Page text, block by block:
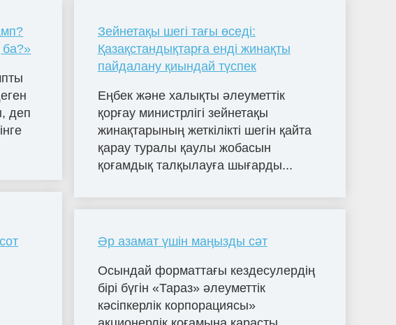
ба?»
деп
Зейнетақы шегі тағы өседі:
Қазақстандықтарға енді жинақты
пайдалану қиындай түспек
Еңбек және халықты әлеуметтік
қорғау министрлігі зейнетақы
жинақтарының жеткілікті шегін қайта
қарау туралы қаулы жобасын
қоғамдық талқылауға шығарды...
Әр азамат үшін маңызды сәт
Осындай форматтағы кездесулердің
бірі бүгін «Тараз» әлеуметтік
кәсіпкерлік корпорациясы»